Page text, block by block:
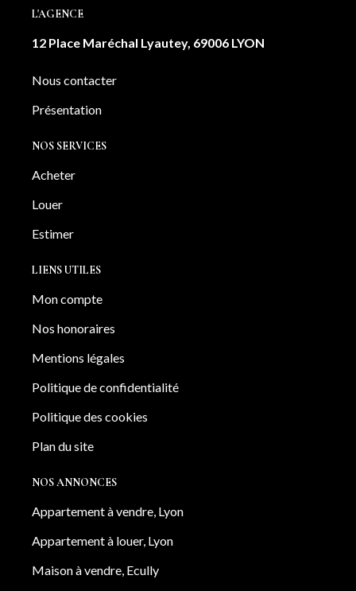
L'AGENCE
12 Place Maréchal Lyautey, 69006 LYON
Nous contacter
Présentation
NOS SERVICES
Acheter
Louer
Estimer
LIENS UTILES
Mon compte
Nos honoraires
Mentions légales
Politique de confidentialité
Politique des cookies
Plan du site
NOS ANNONCES
Appartement à vendre, Lyon
Appartement à louer, Lyon
Maison à vendre, Ecully